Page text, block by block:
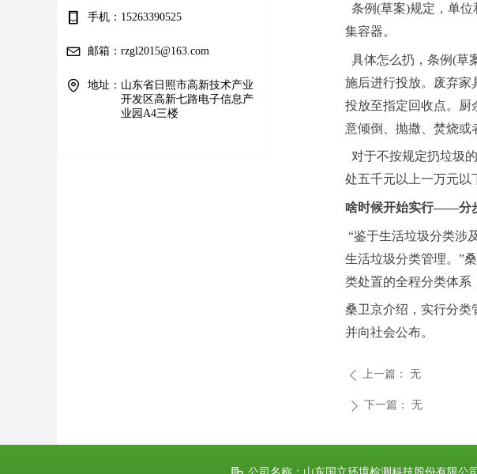
ꄲ 下一篇： 无
ꄴ 上一篇： 无
手机： 15263390525
邮箱： rzgl2015@163.com
地址： 山东省日照市高新技术产业
开发区高新七路电子信息产
业园A4三楼
条例(草案)规定，单
集容器。
具体怎么扔，条例(草
施后进行投放。废弃家
投放至指定回收点。厨
意倾倒、抛撒、焚烧或
对于不按规定扔垃圾
处五千元以上一万元以
啥时候开始实行——分
“鉴于生活垃圾分类涉
生活垃圾分类管理。”
类处置的全程分类体系
桑卫京介绍，实行分类
并向社会公布。